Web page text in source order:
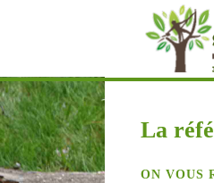
La
ON VOUS